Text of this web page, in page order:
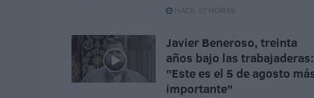
HACE 12 HORAS
Javier Beneroso, treinta
años bajo las trabajaderas:
"Este es el 5 de agosto
importante"